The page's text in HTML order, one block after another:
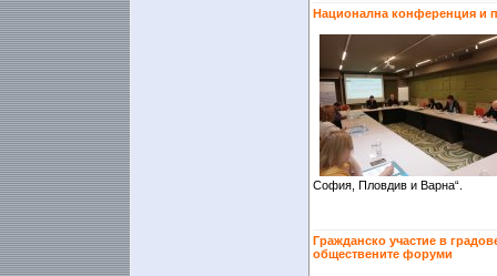
Национална конференция и
София, Пловдив и Варна“.
Гражданско участие в
обществените форуми